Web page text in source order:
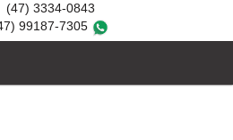
(47) 3334-0843
99187-7305